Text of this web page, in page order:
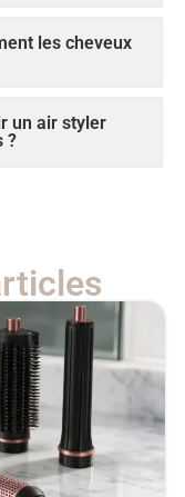
les cheveux
un air styler
?